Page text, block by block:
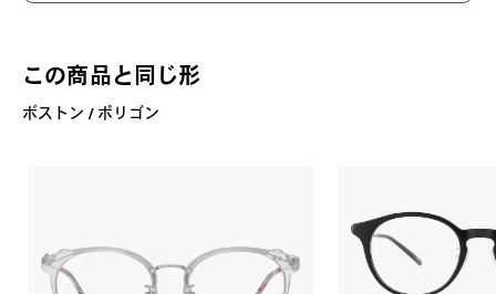
この商品と同じ形
ボストン / ポリゴン